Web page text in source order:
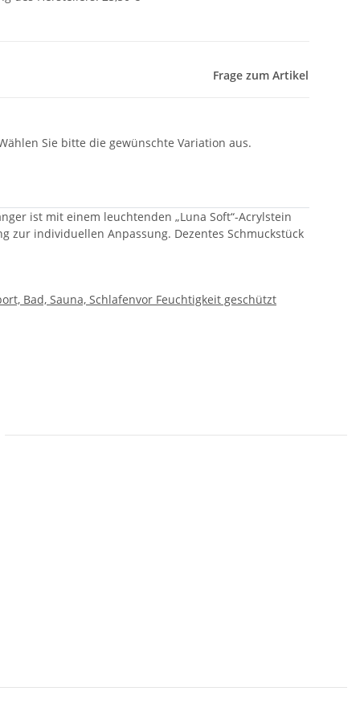
Frage zum Artikel
Sie bitte die gewünschte Variation aus.
ist mit einem leuchtenden „Luna Soft“-Acrylstein
zur individuellen Anpassung. Dezentes Schmuckstück
Bad, Sauna, Schlafenvor Feuchtigkeit geschützt